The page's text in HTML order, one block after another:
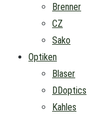
Brenner
CZ
Sako
Optiken
Blaser
DDoptics
Kahles